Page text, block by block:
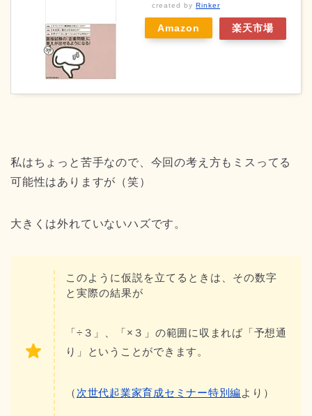
created by Rinker
Amazon 楽天市場
私はちょっと苦手なので、今回の考え方もミスってる
可能性はありますが（笑）
大きくは外れていないハズです。
このように仮説を立てるときは、その数字
と実際の結果が
「÷３」、「×３」の範囲に収まれば「予想通
り」ということができます。
（ 次世代起業家育成セミナー特別編より）